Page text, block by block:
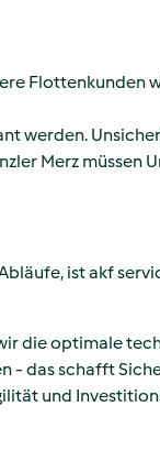
Flottenkunden
werden.
Merz müssen
ist akf
die optimale
- das schafft
und